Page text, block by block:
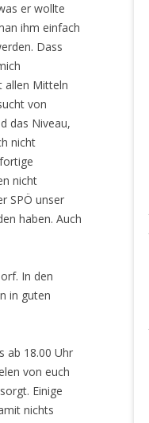
er wollte
ihm einfach
Dass
allen Mitteln
von
das Niveau,
nicht
nicht
SPÖ unser
haben. Auch
In den
in guten
ab 18.00 Uhr
von euch
Einige
nichts